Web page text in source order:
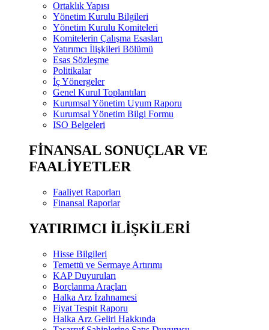
Ortaklık Yapısı
Yönetim Kurulu Bilgileri
Yönetim Kurulu Komiteleri
Komitelerin Çalışma Esasları
Yatırımcı İlişkileri Bölümü
Esas Sözleşme
Politikalar
İç Yönergeler
Genel Kurul Toplantıları
Kurumsal Yönetim Uyum Raporu
Kurumsal Yönetim Bilgi Formu
ISO Belgeleri
FİNANSAL SONUÇLAR VE
FAALİYETLER
Faaliyet Raporları
Finansal Raporlar
YATIRIMCI İLİŞKİLERİ
Hisse Bilgileri
Temettü ve Sermaye Artırımı
KAP Duyuruları
Borçlanma Araçları
Halka Arz İzahnamesi
Fiyat Tespit Raporu
Halka Arz Geliri Hakkında